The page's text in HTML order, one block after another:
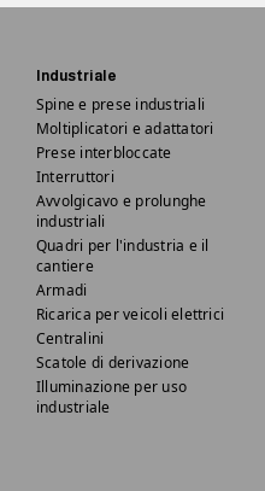
Industriale
Spine e prese industriali
Moltiplicatori e adattatori
Prese interbloccate
Interruttori
Avvolgicavo e prolunghe
industriali
Quadri per l'industria e il
cantiere
Armadi
Ricarica per veicoli elettrici
Centralini
Scatole di derivazione
Illuminazione per uso
industriale